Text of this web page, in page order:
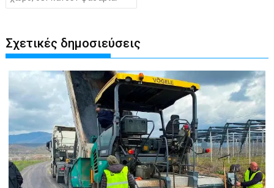
Σχετικές δημοσιεύσεις